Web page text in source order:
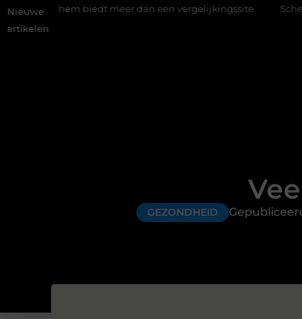
Nieuwe
artikelen
meer dan een vergelijkingssite Schenking aan een
GEZONDHEID